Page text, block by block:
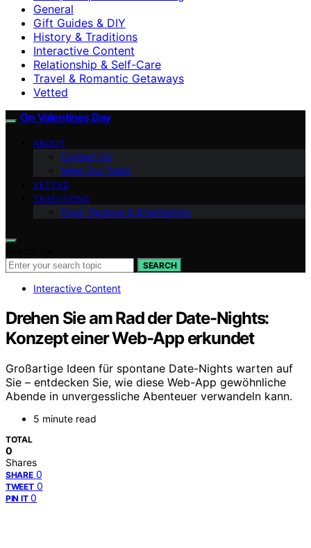
General
Gift Guides & DIY
History & Traditions
Interactive Content
Relationship & Self-Care
Travel & Romantic Getaways
Vetted
On Valentines Day
ABOUT
Contact Us
Meet Our Team
VETTED
TRADITIONS
Food, Recipes & Entertaining
SEARCH
Interactive Content
Drehen Sie am Rad der Date-Nights:
Konzept einer Web-App erkundet
Großartige Ideen für spontane Date-Nights warten auf
Sie – entdecken Sie, wie diese Web-App gewöhnliche
Abende in unvergessliche Abenteuer verwandeln kann.
5 minute read
TOTAL
0
Shares
SHARE 0
TWEET 0
PIN IT 0